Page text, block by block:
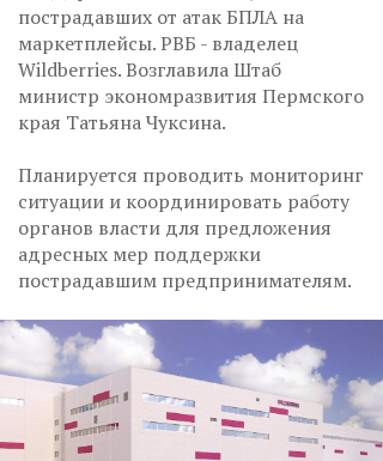
пострадавших от атак БПЛА на
маркетплейсы. РВБ - владелец
Wildberries. Возглавила Штаб
министр экономразвития Пермского
края Татьяна Чуксина.
Планируется проводить мониторинг
ситуации и координировать работу
органов власти для предложения
адресных мер поддержки
пострадавшим предпринимателям.